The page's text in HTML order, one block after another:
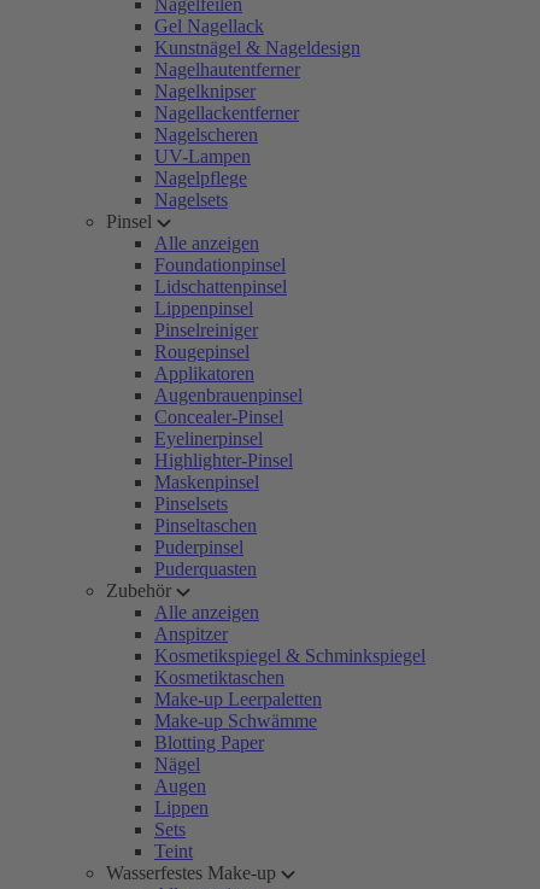
Nagelfeilen
Gel Nagellack
Kunstnägel & Nageldesign
Nagelhautentferner
Nagelknipser
Nagellackentferner
Nagelscheren
UV-Lampen
Nagelpflege
Nagelsets
Pinsel
Alle anzeigen
Foundationpinsel
Lidschattenpinsel
Lippenpinsel
Pinselreiniger
Rougepinsel
Applikatoren
Augenbrauenpinsel
Concealer-Pinsel
Eyelinerpinsel
Highlighter-Pinsel
Maskenpinsel
Pinselsets
Pinseltaschen
Puderpinsel
Puderquasten
Zubehör
Alle anzeigen
Anspitzer
Kosmetikspiegel & Schminkspiegel
Kosmetiktaschen
Make-up Leerpaletten
Make-up Schwämme
Blotting Paper
Nägel
Augen
Lippen
Sets
Teint
Wasserfestes Make-up